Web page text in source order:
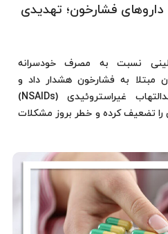
فشارخون؛ تهدیدی
نسبت به مصرف خودسرانه
مبتلا به فشارخون هشدار داد و
تأکید کرد که داروهای ضدالتهاب غیراستروئیدی (NSAIDs)
را تضعیف کرده و خطر بروز مشکلات